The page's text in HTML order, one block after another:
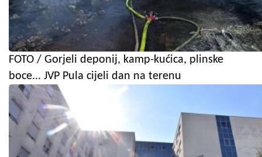
FOTO / Gorjeli deponij, kamp-kućica, plinske
boce... JVP Pula cijeli dan na terenu